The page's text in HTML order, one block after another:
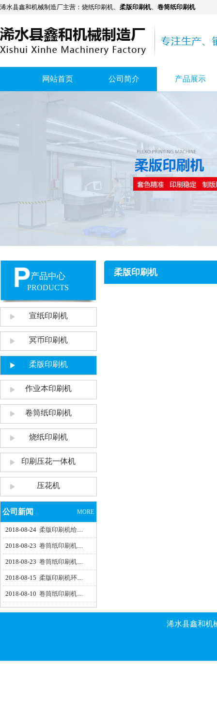
浠水县鑫和机械制造厂主营： 烧纸印刷机、 柔版印刷机、 卷筒纸印刷机
网站首页 公司简介 产品展示
产品中心
PRODUCTS
宣纸印刷机
冥币印刷机
柔版印刷机
作业本印刷机
卷筒纸印刷机
烧纸印刷机
印刷压花一体机
压花机
公司新闻 MORE
2018-08-24 柔版印刷机给....
2018-08-23 卷筒纸印刷机....
2018-08-23 卷筒纸印刷机....
2018-08-15 柔版印刷机环....
2018-08-10 卷筒纸印刷机....
柔版印刷机
浠水县鑫和机